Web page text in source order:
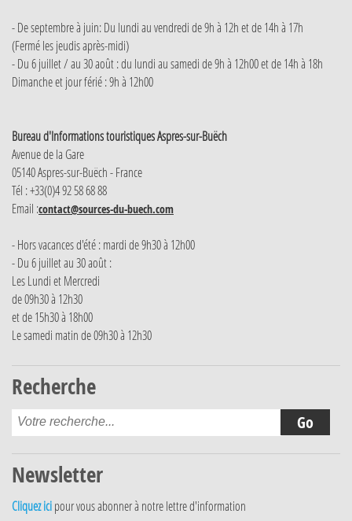
- De septembre à juin: Du lundi au vendredi de 9h à 12h et de 14h à 17h
(Fermé les jeudis après-midi)
- Du 6 juillet / au 30 août : du lundi au samedi de 9h à 12h00 et de 14h à 18h
Dimanche et jour férié : 9h à 12h00
Bureau d'Informations touristiques Aspres-sur-Buëch
Avenue de la Gare
05140 Aspres-sur-Buëch - France
Tél : +33(0)4 92 58 68 88
Email :contact@sources-du-buech.com
- Hors vacances d'été : mardi de 9h30 à 12h00
- Du 6 juillet au 30 août :
Les Lundi et Mercredi
de 09h30 à 12h30
et de 15h30 à 18h00
Le samedi matin de 09h30 à 12h30
Recherche
Newsletter
Cliquez ici pour vous abonner à notre lettre d'information